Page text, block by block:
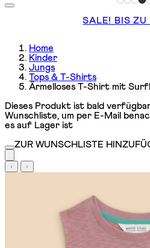
SALE! BIS ZU
Home
Kinder
Jungs
Tops & T-Shirts
Ärmelloses T-Shirt mit
Dieses Produkt ist bald
Wunschliste, um per E-Mail
es auf Lager ist
ZUR WUNSCHLISTE